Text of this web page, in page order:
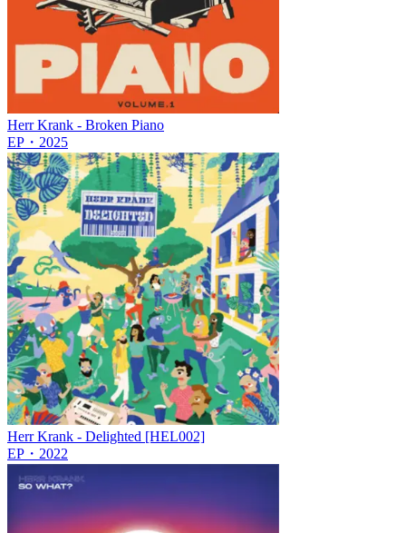
Herr Krank - Broken Piano
EP ・ 2025
Herr Krank - Delighted [HEL002]
EP ・ 2022